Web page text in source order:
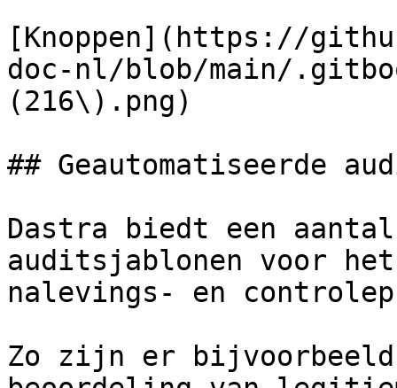
[Knoppen](https://
doc-nl/blob/main/
(216\).png)
## Geautomatiseerde
Dastra biedt een aantal
auditsjablonen voor het
nalevings- en
Zo zijn er